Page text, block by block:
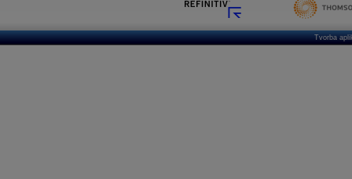
Denní finanční zpravodaj
Denní kalendář událostí
Tvorba